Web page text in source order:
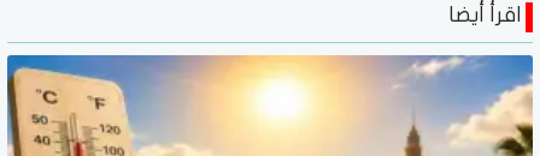
اقرأ أيضا